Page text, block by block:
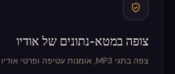
צופה במטא-נתונים של אודיו
צפה בתגי MP3, אומנות עטיפה ופרטי אודיו — באופן פרטי.